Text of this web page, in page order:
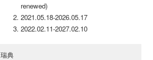
renewed)
2021.05.18-2026.05.17
2022.02.11-2027.02.10
瑞典